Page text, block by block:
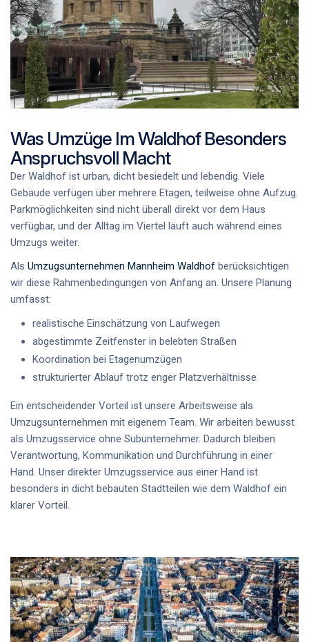
Was Umzüge Im Waldhof Besonders
Anspruchsvoll Macht
Der Waldhof ist urban, dicht besiedelt und lebendig. Viele
Gebäude verfügen über mehrere Etagen, teilweise ohne Aufzug.
Parkmöglichkeiten sind nicht überall direkt vor dem Haus
verfügbar, und der Alltag im Viertel läuft auch während eines
Umzugs weiter.
Als Umzugsunternehmen Mannheim Waldhof berücksichtigen
wir diese Rahmenbedingungen von Anfang an. Unsere Planung
umfasst:
realistische Einschätzung von Laufwegen
abgestimmte Zeitfenster in belebten Straßen
Koordination bei Etagenumzügen
strukturierter Ablauf trotz enger Platzverhältnisse
Ein entscheidender Vorteil ist unsere Arbeitsweise als
Umzugsunternehmen mit eigenem Team. Wir arbeiten bewusst
als Umzugsservice ohne Subunternehmer. Dadurch bleiben
Verantwortung, Kommunikation und Durchführung in einer
Hand. Unser direkter Umzugsservice aus einer Hand ist
besonders in dicht bebauten Stadtteilen wie dem Waldhof ein
klarer Vorteil.